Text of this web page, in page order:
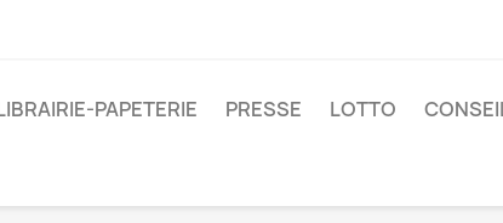
PAPETERIE PRESSE LOTTO